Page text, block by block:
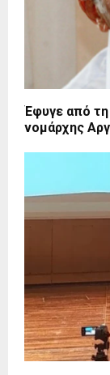
Έφυγε από
νομάρχης